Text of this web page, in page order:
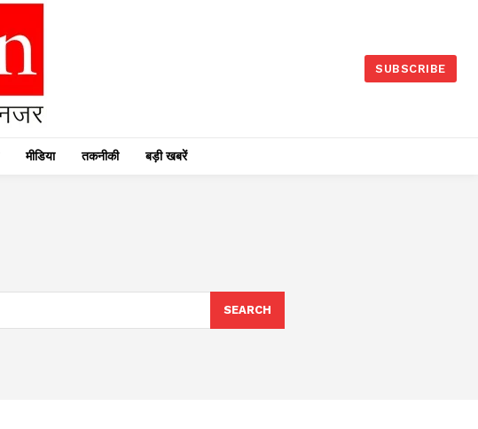
SUBSCRIBE
मीडिया तकनीकी बड़ी खबरें
SEARCH